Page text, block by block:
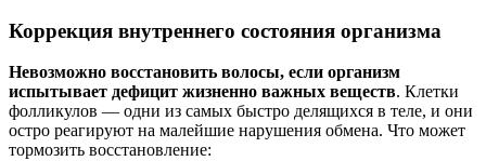
Коррекция внутреннего состояния организма
Невозможно восстановить волосы, если организм
испытывает дефицит жизненно важных веществ. Клетки
фолликулов — одни из самых быстро делящихся в теле, и они
остро реагируют на малейшие нарушения обмена. Что может
тормозить восстановление: